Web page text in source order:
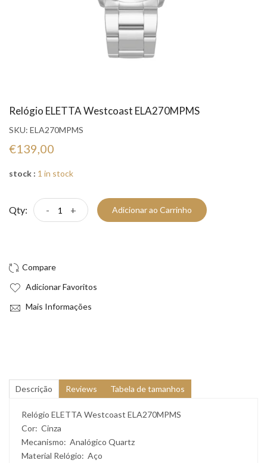
Relógio ELETTA Westcoast ELA270MPMS
SKU: ELA270MPMS
€139,00
stock : 1 in stock
Qty: - + Adicionar ao Carrinho
Adicionar Favoritos
Mais Informações
Descrição Reviews Tabela de tamanhos
Relógio ELETTA Westcoast ELA270MPMS
Cor: Cinza
Mecanismo: Analógico Quartz
Material Relógio: Aço